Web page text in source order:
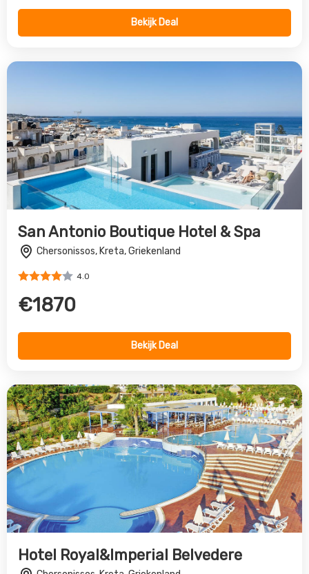
€1870
Hotel Royal&Imperial Belvedere
Chersonissos, Kreta, Griekenland
€599
Bekijk Deal